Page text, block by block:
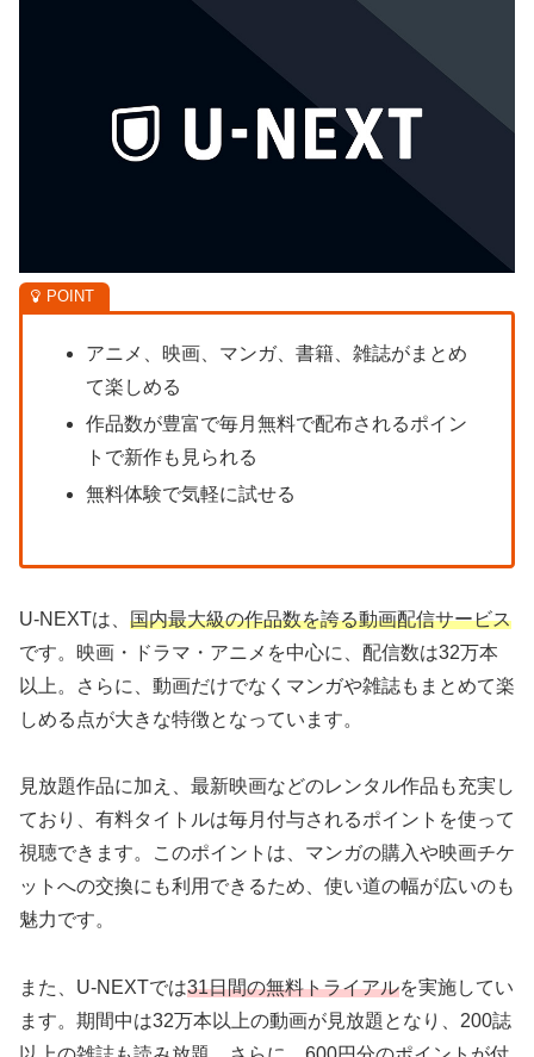
アニメ、映画、マンガ、書籍、雑誌がまとめ
て楽しめる
作品数が豊富で毎月無料で配布されるポイン
トで新作も見られる
無料体験で気軽に試せる
U-NEXTは、 国内最大級の作品数を誇る動画配信サービス
です。映画・ドラマ・アニメを中心に、配信数は32万本
以上。さらに、動画だけでなくマンガや雑誌もまとめて楽
しめる点が大きな特徴となっています。
見放題作品に加え、最新映画などのレンタル作品も充実し
ており、有料タイトルは毎月付与されるポイントを使って
視聴できます。このポイントは、マンガの購入や映画チケ
ットへの交換にも利用できるため、使い道の幅が広いのも
魅力です。
また、U-NEXTでは31日間の無料トライアルを実施してい
ます。期間中は32万本以上の動画が見放題となり、200誌